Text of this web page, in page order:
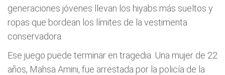
generaciones jóvenes llevan los hiyabs más sueltos y
ropas que bordean los límites de la vestimenta
conservadora.
Ese juego puede terminar en tragedia. Una mujer de 22
años, Mahsa Amini, fue arrestada por la policía de la